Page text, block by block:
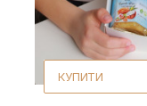
КУПИТИ